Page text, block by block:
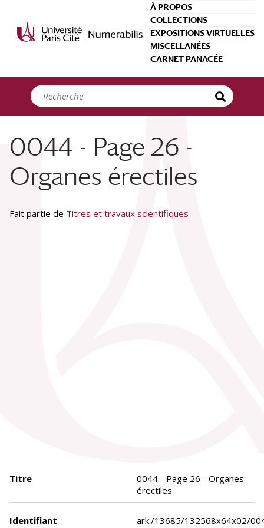
À PROPOS
COLLECTIONS
EXPOSITIONS VIRTUELLES
MISCELLANÉES
CARNET PANACÉE
0044 - Page 26 -
Organes érectiles
Fait partie de Titres et travaux scientifiques
Titre
0044 - Page 26 - Organes
érectiles
Identifiant ark:/13685/132568x64x02/